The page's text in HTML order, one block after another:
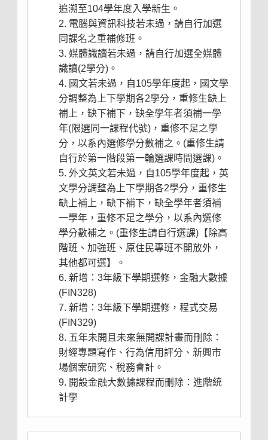
追溯至104學年度入學新生。
電腦與資訊科技若未過，請自行加選
同課名之重補修班。
媒體識讀若未過，請自行加選全媒體
識讀(2學分)。
國文若未過，自105學年度起，國文學
分調整為上下學期各2學分，重修生缺上
補上，缺下補下，缺全學年者須補一學
年(限選同一課程代號)，重修不足之學
分，以系內選修學分數補之。(重修生請
自行於第一階段第一輪選課時間選課)。
外文英文若未過，自105學年度起，英
文學分調整為上下學期各2學分，重修生
缺上補上，缺下補下，缺全學年者須補
一學年，重修不足之學分，以系內選修
學分數補之。(重修生請自行選課)【除高
階班、加強班、原住民專班不開放外，
其他都可選】。
新增：3年級下學期選修，金融大數據
(FIN328)
新增：3年級下學期選修，程式交易
(FIN329)
五年未開且未來無開課計畫而刪除：
財經專題寫作、行為信用評分、新興市
場個案研究、稅務會計。
開設金融大數據課程而刪除：進階統
計學